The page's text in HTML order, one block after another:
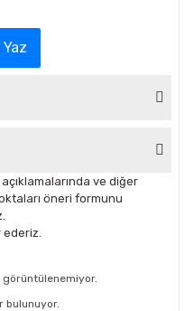
ve diğer
öneri formunu
görüntülenemiyor.
bulunuyor.